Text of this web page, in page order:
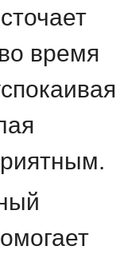
время